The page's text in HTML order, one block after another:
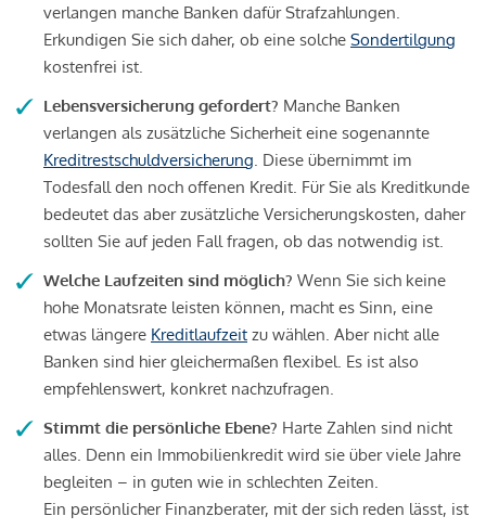
verlangen manche Banken dafür Strafzahlungen.
Erkundigen Sie sich daher, ob eine solche Sondertilgung
kostenfrei ist.
Lebensversicherung gefordert? Manche Banken
verlangen als zusätzliche Sicherheit eine sogenannte
Kreditrestschuldversicherung. Diese übernimmt im
Todesfall den noch offenen Kredit. Für Sie als Kreditkunde
bedeutet das aber zusätzliche Versicherungskosten, daher
sollten Sie auf jeden Fall fragen, ob das notwendig ist.
Welche Laufzeiten sind möglich? Wenn Sie sich keine
hohe Monatsrate leisten können, macht es Sinn, eine
etwas längere Kreditlaufzeit zu wählen. Aber nicht alle
Banken sind hier gleichermaßen flexibel. Es ist also
empfehlenswert, konkret nachzufragen.
Stimmt die persönliche Ebene? Harte Zahlen sind nicht
alles. Denn ein Immobilienkredit wird sie über viele Jahre
begleiten – in guten wie in schlechten Zeiten.
Ein persönlicher Finanzberater, mit der sich reden lässt, ist